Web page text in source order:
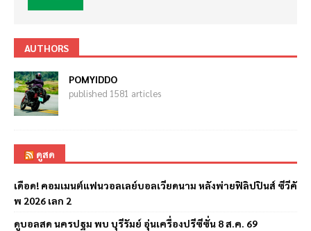
AUTHORS
POMYIDDO
published 1581 articles
ดูสด
เดือด! คอมเมนต์แฟนวอลเลย์บอลเวียดนาม หลังพ่ายฟิลิปปินส์ ซีวีคั
พ 2026 เลก 2
ดูบอลสด นครปฐม พบ บุรีรัมย์ อุ่นเครื่องปรีซีซั่น 8 ส.ค. 69